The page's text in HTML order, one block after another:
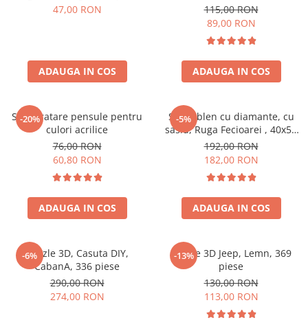
47,00 RON
ADAUGA IN COS
115,00 RON
89,00 RON
ADAUGA IN COS
-20%
Set curatare pensule pentru
culori acrilice
76,00 RON
60,80 RON
ADAUGA IN COS
-5%
Set goblen cu diamante, cu
sasiu, Ruga Fecioarei , 40x50
cm
192,00 RON
182,00 RON
ADAUGA IN COS
-6%
Puzzle 3D, Casuta DIY,
CabanA, 336 piese
290,00 RON
274,00 RON
-13%
Puzzle 3D Jeep, Lemn, 369
piese
130,00 RON
113,00 RON